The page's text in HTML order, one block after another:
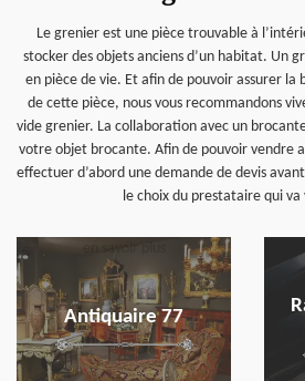
Le grenier est une pièce trouvable à
stocker des objets anciens d’un habitat. Un
en pièce de vie. Et afin de pouvoir assurer
de cette pièce, nous vous recommandons
vide grenier. La collaboration avec un
votre objet brocante. Afin de pouvoir vendre
effectuer d’abord une demande de devis
le choix du prestataire qui va
Antiquaire 77
en savoir plus